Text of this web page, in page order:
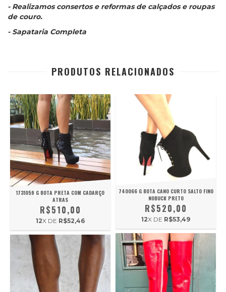
- Realizamos consertos e reformas de calçados e roupas
de couro.
- Sapataria Completa
PRODUTOS RELACIONADOS
1731059 G BOTA PRETA COM CADARÇO
ATRAS
R$510,00
12X DE R$52,46
740066 G BOTA CANO CURTO SALTO FINO
NOBUCK PRETO
R$520,00
12X DE R$53,49